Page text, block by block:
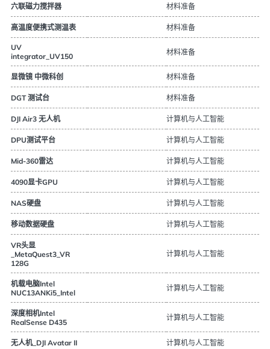
六联磁力搅拌器 材料准备
高温度便携式测温表 材料准备
UV
integrator_UV150
材料准备
显微镜 中微科创 材料准备
DGT 测试台 材料准备
DJI Air3 无人机 计算机与人工智能
DPU测试平台 计算机与人工智能
Mid-360雷达 计算机与人工智能
4090显卡GPU 计算机与人工智能
NAS硬盘 计算机与人工智能
移动数据硬盘 计算机与人工智能
VR头显
_MetaQuest3_VR
128G
计算机与人工智能
机载电脑Intel
NUC13ANKi5_Intel
计算机与人工智能
深度相机Intel
RealSense D435
计算机与人工智能
无人机_DJI Avatar II 计算机与人工智能